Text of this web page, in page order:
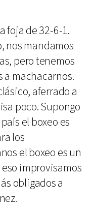
foja de 32-6-1.
nos mandamos
pero tenemos
a machacarnos.
aferrado a
poco. Supongo
el boxeo es
los
el boxeo es un
improvisamos
obligados a